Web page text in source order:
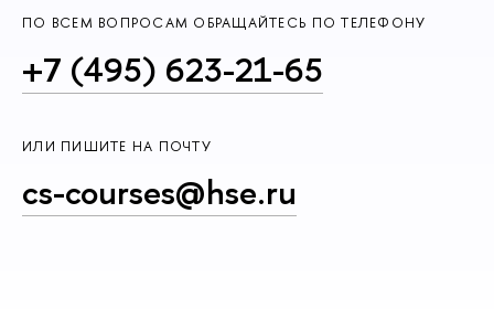
ПО ВСЕМ ВОПРОСАМ ОБРАЩАЙТЕСЬ ПО ТЕЛЕФОНУ
+7 (495) 623-21-65
ИЛИ ПИШИТЕ НА ПОЧТУ
cs-courses@hse.ru